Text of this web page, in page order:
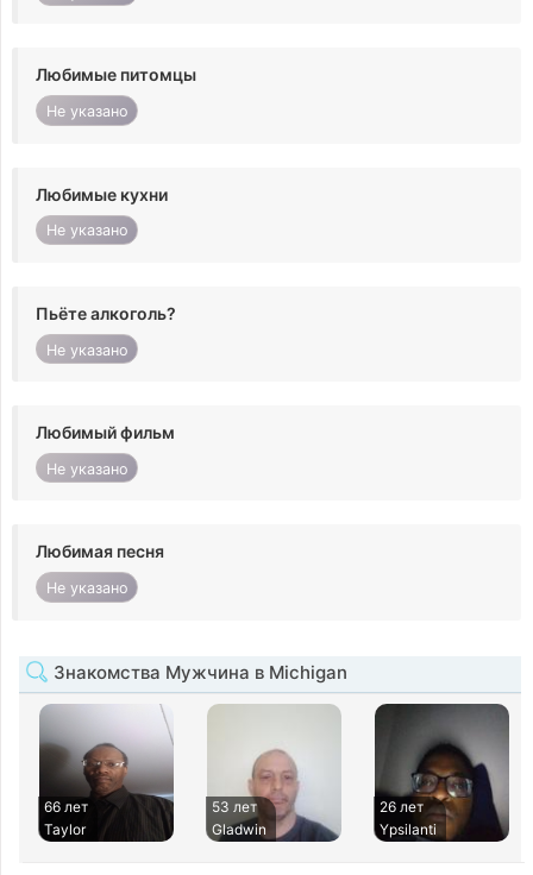
Любимые питомцы
Не указано
Любимые кухни
Не указано
Пьёте алкоголь?
Не указано
Любимый фильм
Не указано
Любимая песня
Не указано
Знакомства Мужчина в Michigan
66 лет
Taylor
53 лет
Gladwin
26 лет
Ypsilanti